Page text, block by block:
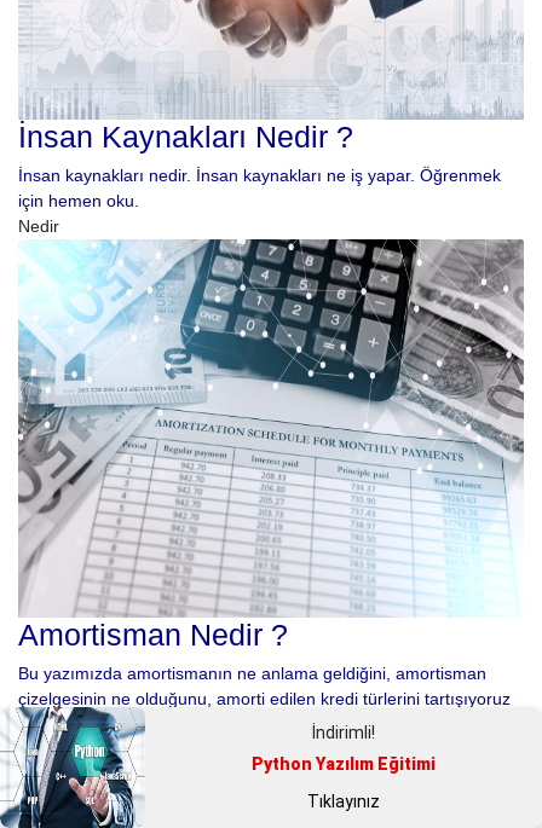
İnsan Kaynakları Nedir ?
İnsan kaynakları nedir. İnsan kaynakları ne iş yapar. Öğrenmek
için hemen oku.
Nedir
Amortisman Nedir ?
Bu yazımızda amortismanın ne anlama geldiğini, amortisman
çizelgesinin ne olduğunu, amorti edilen kredi türlerini tartışıyoruz
ve detaylı bir örnek veriyoruz.
Nedir
İndirimli!
Python Yazılım Eğitimi
Tıklayınız